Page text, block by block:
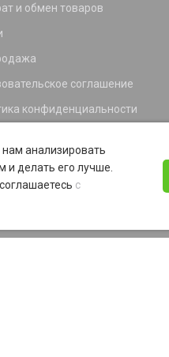
и обмен товаров
соглашение
конфиденциальности
лояльности
анализировать
и делать его лучше.
с